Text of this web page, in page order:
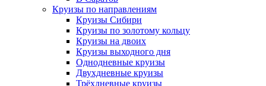
Круизы по направлениям
Круизы Сибири
Круизы по золотому кольцу
Круизы на двоих
Круизы выходного дня
Однодневные круизы
Двухдневные круизы
Трёхдневные круизы